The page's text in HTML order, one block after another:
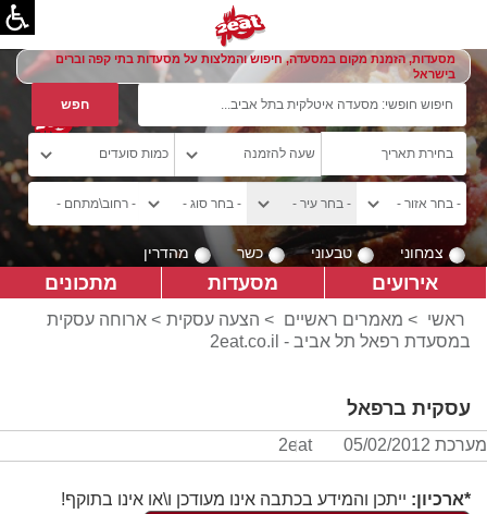
מסעדות, הזמנת מקום במסעדה, חיפוש והמלצות על מסעדות בתי קפה וברים
בישראל
צמחוני טבעוני כשר מהדרין
אירועים מסעדות מתכונים
ראשי > מאמרים ראשיים > הצעה עסקית > ארוחה עסקית
במסעדת רפאל תל אביב - 2eat.co.il
עסקית ברפאל
מערכת 2eat 05/02/2012
*ארכיון: ייתכן והמידע בכתבה אינו מעודכן ו\או אינו בתוקף!